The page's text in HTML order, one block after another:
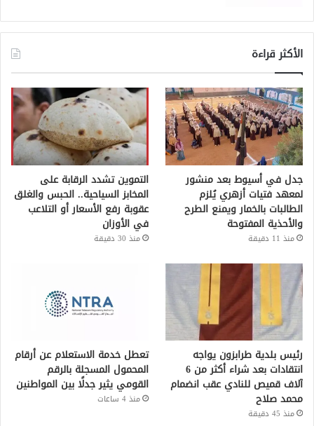
الأكثر قراءة
جدل في أسيوط بعد منشور
لمعهد فتيات أزهري يُلزم
الطالبات بالخمار ويمنع الطرح
والأحذية المفتوحة
منذ 11 دقيقة
التموين تشدد الرقابة على
المخابز السياحية.. الحبس والغلق
عقوبة رفع الأسعار أو التلاعب
في الأوزان
منذ 30 دقيقة
رئيس بلدية طرابزون يواجه
انتقادات بعد شراء أكثر من 6
آلاف قميص للنادي عقب انضمام
محمد صلاح
منذ 45 دقيقة
تعطل خدمة الاستعلام عن أرقام
المحمول المسجلة بالرقم
القومي يثير جدلًا بين المواطنين
منذ 4 ساعات